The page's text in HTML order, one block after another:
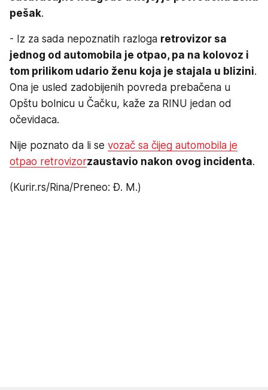
pešak.
- Iz za sada nepoznatih razloga retrovizor sa
jednog od automobila je otpao, pa na kolovoz i
tom prilikom udario ženu koja je stajala u blizini.
Ona je usled zadobijenih povreda prebačena u
Opštu bolnicu u Čačku, kaže za RINU jedan od
očevidaca.
Nije poznato da li se vozač sa čijeg automobila je
otpao retrovizorzaustavio nakon ovog incidenta.
(Kurir.rs/Rina/Preneo: Đ. M.)